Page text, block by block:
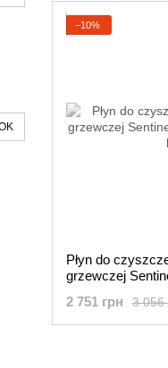
−10%
Płyn do
grzewczej
3 056
2 751 грн